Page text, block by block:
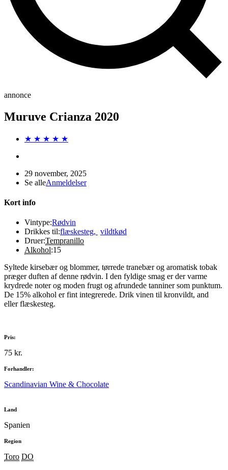
annonce
Muruve Crianza 2020
★ ★ ★ ★ ★
29 november, 2025
Se alleAnmeldelser
Kort info
Vintype:Rødvin
Drikkes til:flæskesteg, vildtkød
Druer:Tempranillo
Alkohol:15
Syltede kirsebær og blommer, tørrede tranebær og aromatisk tobak
præger duften af denne rødvin. I den fyldige smag er der varme
krydrede noter og moden frugt og afrundede tanniner som punktum.
De 15% alkohol er fint integrerede. Drik vinen til kronvildt, and
eller flæskesteg.
Pris:
75 kr.
Forhandler:
Scandinavian Wine & Chocolate
Land
Spanien
Region
Toro DO